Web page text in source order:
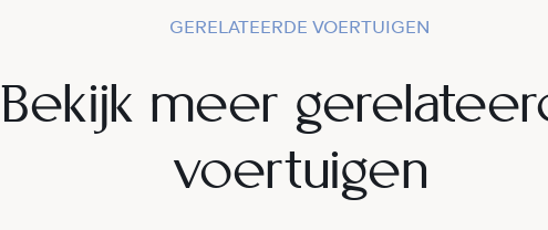
GERELATEERDE VOERTUIGEN
Bekijk meer
voertuigen